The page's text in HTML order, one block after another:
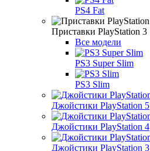
PS4 Fat
Приставки PlayStation 3
Все модели
PS3 Super Slim
PS3 Slim
Джойстики PlayStation 5
Джойстики PlayStation 4
Джойстики PlayStation 3